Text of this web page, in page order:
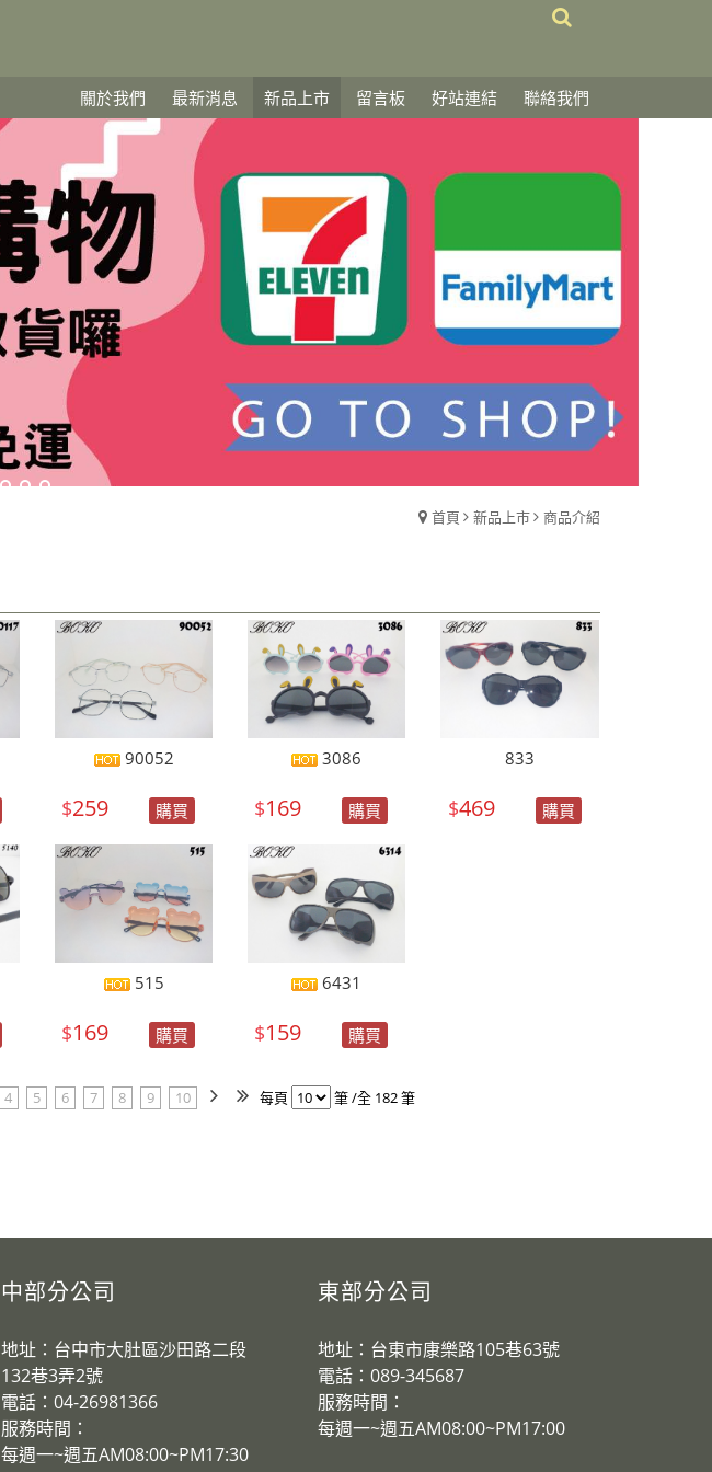
關於我們 最新消息 新品上市 留言板 好站連結 聯絡我們
首頁 新品上市 商品介紹
90052
$259 購買
3086
$169 購買
833
$469 購買
515
$169 購買
6431
$159 購買
4 5 6 7 8 9 10 每頁 筆 /全 182 筆
中部分公司
地址：台中市大肚區沙田路二段
132巷3弄2號
電話：04-26981366
服務時間：
​每週一~週五AM08:00~PM17:30
東部分公司
地址：台東市康樂路105巷63號
電話：089-345687
服務時間：
​每週一~週五AM08:00~PM17:00